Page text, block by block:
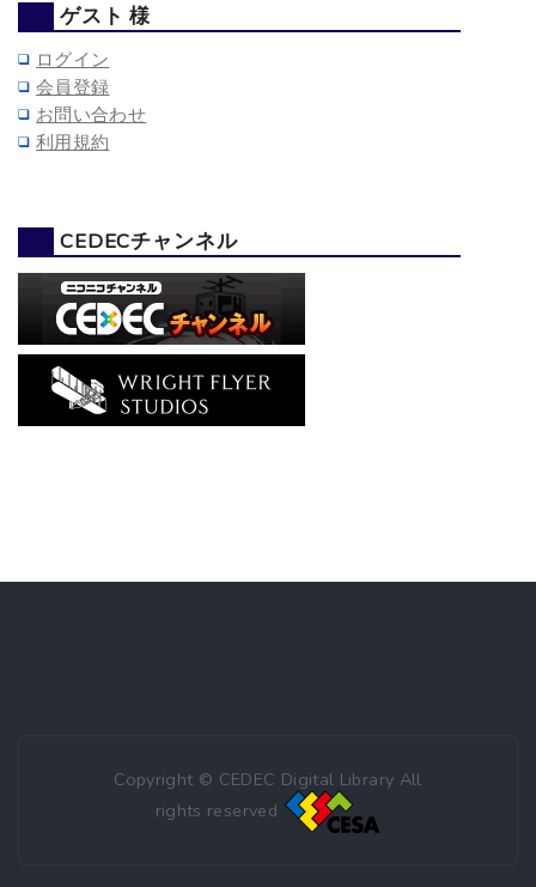
ゲスト 様
ログイン
会員登録
お問い合わせ
利用規約
CEDECチャンネル
Copyright © CEDEC Digital Library All
rights reserved